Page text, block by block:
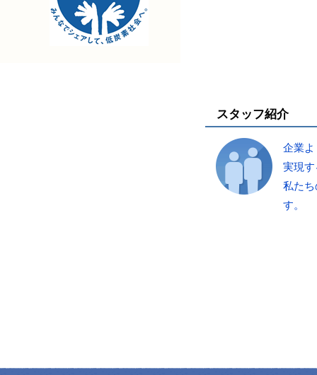
スタッフ紹介
企業
実現
私た
す。